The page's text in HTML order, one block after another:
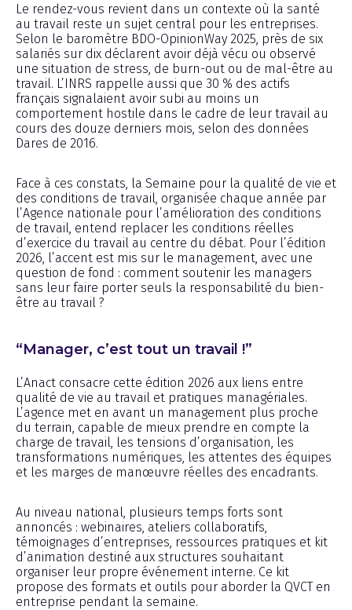
Le rendez-vous revient dans un contexte où la santé
au travail reste un sujet central pour les entreprises.
Selon le baromètre BDO-OpinionWay 2025, près de six
salariés sur dix déclarent avoir déjà vécu ou observé
une situation de stress, de burn-out ou de mal-être au
travail. L’INRS rappelle aussi que 30 % des actifs
français signalaient avoir subi au moins un
comportement hostile dans le cadre de leur travail au
cours des douze derniers mois, selon des données
Dares de 2016.
Face à ces constats, la Semaine pour la qualité de vie et
des conditions de travail, organisée chaque année par
l’Agence nationale pour l’amélioration des conditions
de travail, entend replacer les conditions réelles
d’exercice du travail au centre du débat. Pour l’édition
2026, l’accent est mis sur le management, avec une
question de fond : comment soutenir les managers
sans leur faire porter seuls la responsabilité du bien-
être au travail ?
“Manager, c’est tout un travail !”
L’Anact consacre cette édition 2026 aux liens entre
qualité de vie au travail et pratiques managériales.
L’agence met en avant un management plus proche
du terrain, capable de mieux prendre en compte la
charge de travail, les tensions d’organisation, les
transformations numériques, les attentes des équipes
et les marges de manœuvre réelles des encadrants.
Au niveau national, plusieurs temps forts sont
annoncés : webinaires, ateliers collaboratifs,
témoignages d’entreprises, ressources pratiques et kit
d’animation destiné aux structures souhaitant
organiser leur propre événement interne. Ce kit
propose des formats et outils pour aborder la QVCT en
entreprise pendant la semaine.